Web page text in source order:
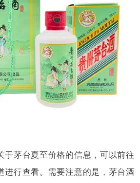
于茅台夏至价格的信息，可以前往
进行查看。需要注意的是，茅台酒